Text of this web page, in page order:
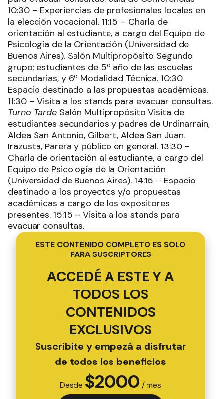
10:30 – Experiencias de profesionales locales en
la elección vocacional. 11:15 – Charla de
orientación al estudiante, a cargo del Equipo de
Psicología de la Orientación (Universidad de
Buenos Aires). Salón Multipropósito Segundo
grupo: estudiantes de 5º año de las escuelas
secundarias, y 6º Modalidad Técnica. 10:30
Espacio destinado a las propuestas académicas.
11:30 – Visita a los stands para evacuar consultas.
Turno Tarde Salón Multipropósito Visita de
estudiantes secundarios y padres de Urdinarrain,
Aldea San Antonio, Gilbert, Aldea San Juan,
Irazusta, Parera y público en general. 13:30 –
Charla de orientación al estudiante, a cargo del
Equipo de Psicología de la Orientación
(Universidad de Buenos Aires). 14:15 – Espacio
destinado a los proyectos y/o propuestas
académicas a cargo de los expositores
presentes. 15:15 – Visita a los stands para
evacuar consultas.
ESTE CONTENIDO COMPLETO ES SOLO
PARA SUSCRIPTORES
ACCEDÉ A ESTE Y A
TODOS LOS
CONTENIDOS
EXCLUSIVOS
Suscribite y empezá a disfrutar
de todos los beneficios
Desde $2000 / mes